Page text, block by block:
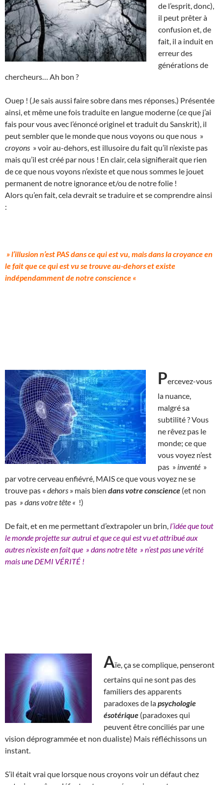
de l’esprit, donc),
il peut prêter à
confusion et, de
fait, il a induit en
erreur des
générations de
chercheurs… Ah bon ?
Ouep ! (Je sais aussi faire sobre dans mes réponses.) Présentée
ainsi, et même une fois traduite en langue moderne (ce que j’ai
fais pour vous avec l’énoncé originel et traduit du Sanskrit), il
peut sembler que le monde que nous voyons ou que nous »
croyons » voir au-dehors, est illusoire du fait qu’il n’existe pas
mais qu’il est créé par nous ! En clair, cela signifierait que rien
de ce que nous voyons n’existe et que nous sommes le jouet
permanent de notre ignorance et/ou de notre folie !
Alors qu’en fait, cela devrait se traduire et se comprendre ainsi
:
» l’illusion n’est PAS dans ce qui est vu, mais dans la croyance en
le fait que ce qui est vu se trouve au-dehors et existe
indépendamment de notre conscience «
Percevez-vous
la nuance,
malgré sa
subtilité ? Vous
ne rêvez pas le
monde; ce que
vous voyez n’est
pas » inventé »
par votre cerveau enfiévré, MAIS ce que vous voyez ne se
trouve pas « dehors » mais bien dans votre conscience (et non
pas » dans votre tête « !)
De fait, et en me permettant d’extrapoler un brin, l’idée que tout
le monde projette sur autrui et que ce qui est vu et attribué aux
autres n’existe en fait que » dans notre tête » n’est pas une vérité
mais une DEMI VÉRITÉ !
Aïe, ça se complique, penseront
certains qui ne sont pas des
familiers des apparents
paradoxes de lapsychologie
ésotérique (paradoxes qui
peuvent être conciliés par une
vision déprogrammée et non dualiste) Mais réfléchissons un
instant.
S’il était vrai que lorsque nous croyons voir un défaut chez